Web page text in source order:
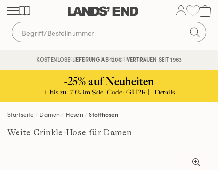
Direkt
zum
Inhalt
Direkt
zur
Navigation
Direkt
zur
Suche
KOSTENLOSE LIEFERUNG AB 120€ | VERTRAUEN SEIT 1963
KOSTENFREIE RÜCKSENDUNG
-25% auf Neuheiten
+ bis zu -70% im Sale. Code: GU2R | Details
Startseite Damen Hosen Stoffhosen
Weite Crinkle-Hose für Damen